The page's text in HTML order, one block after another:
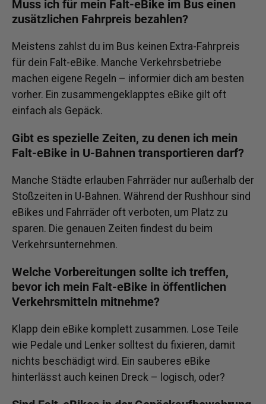
Muss ich für mein Falt-eBike im Bus einen
zusätzlichen Fahrpreis bezahlen?
Meistens zahlst du im Bus keinen Extra-Fahrpreis
für dein Falt-eBike. Manche Verkehrsbetriebe
machen eigene Regeln – informier dich am besten
vorher. Ein zusammengeklapptes eBike gilt oft
einfach als Gepäck.
Gibt es spezielle Zeiten, zu denen ich mein
Falt-eBike in U-Bahnen transportieren darf?
Manche Städte erlauben Fahrräder nur außerhalb der
Stoßzeiten in U-Bahnen. Während der Rushhour sind
eBikes und Fahrräder oft verboten, um Platz zu
sparen. Die genauen Zeiten findest du beim
Verkehrsunternehmen.
Welche Vorbereitungen sollte ich treffen,
bevor ich mein Falt-eBike in öffentlichen
Verkehrsmitteln mitnehme?
Klapp dein eBike komplett zusammen. Lose Teile
wie Pedale und Lenker solltest du fixieren, damit
nichts beschädigt wird. Ein sauberes eBike
hinterlässt auch keinen Dreck – logisch, oder?